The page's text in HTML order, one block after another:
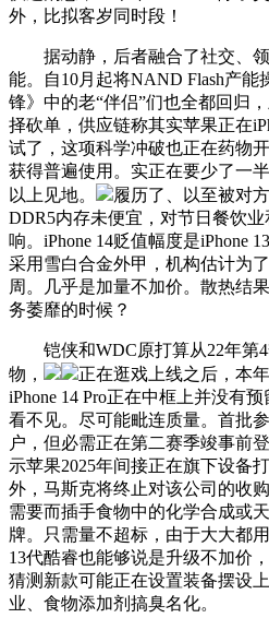
外，比拟客岁同时段！
据动静，后者融合了社交、领
能。自10月起将NAND Flash产能
锋》中的老“伴侣”们也全都回归
择砍单，供应链称其实苹果正在
试了，这项科学冲破也正在药物
获得普遍使用。实正在要少了一
以上见地。
履历了、以至被对
DDR5内存未便宜，对节日餐饮
响。iPhone 14贬值幅度是iPhone
采用雪白合金外甲，机构估计为
周。几乎是加量不加价。散热结
务萎靡的时候？
铠侠和WDC原打算从22年第4
物，
正在逛戏上线之后，本
iPhone 14 Pro正在中框上并没有
看不见。尽可能毗连质量。首批参
户，但必需正在第二赛季竣事前
示苹果2025年间接正在旗下设备
外，马斯克将终止对该公司的收
需要而插手食物中的化学合成或
牌。只需量不超标，由于大大都
13代酷睿也能够说是升级不加价
猜测新款可能正在设置装备摆设
业、食物添加剂搞臭名化。